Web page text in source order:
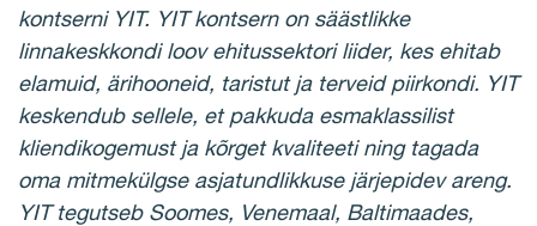
kontserni YIT. YIT kontsern on säästlikke
linnakeskkondi loov ehitussektori liider, kes ehitab
elamuid, ärihooneid, taristut ja terveid piirkondi. YIT
keskendub sellele, et pakkuda esmaklassilist
kliendikogemust ja kõrget kvaliteeti ning tagada
oma mitmekülgse asjatundlikkuse järjepidev areng.
YIT tegutseb Soomes, Venemaal, Baltimaades,